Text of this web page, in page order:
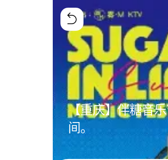
【重庆】伴糖音
间。